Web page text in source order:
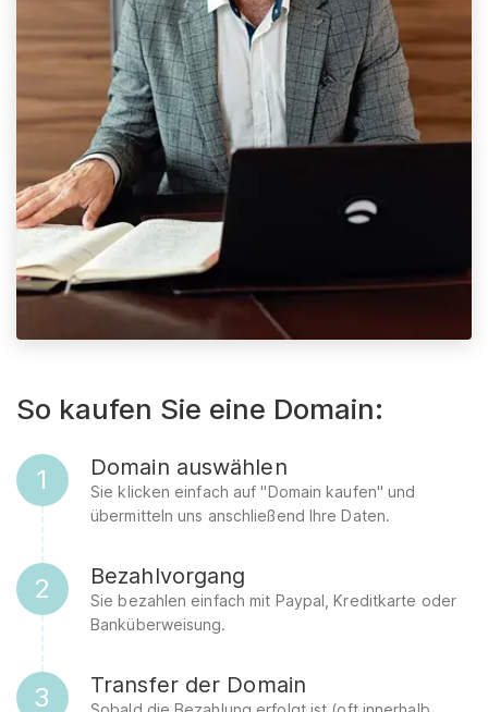
So kaufen Sie eine Domain:
1 Domain auswählen
Sie klicken einfach auf "Domain kaufen" und
übermitteln uns anschließend Ihre Daten.
2 Bezahlvorgang
Sie bezahlen einfach mit Paypal, Kreditkarte oder
Banküberweisung.
3 Transfer der Domain